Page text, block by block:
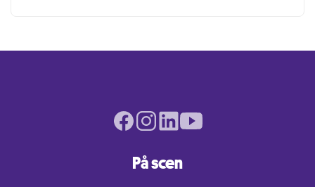
På scen
Facebook page
Instagram page
LinkedIn pageYoutube page